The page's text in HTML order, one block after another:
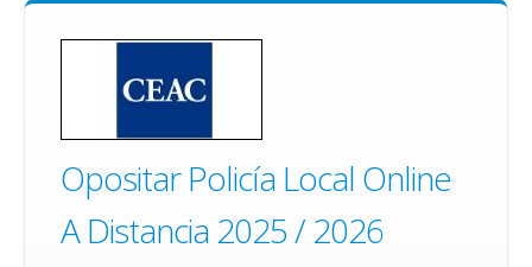
Opositar Policía Local Online
A Distancia 2025 / 2026